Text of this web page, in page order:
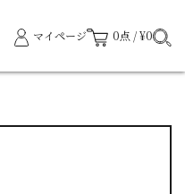
マイページ 0点 / ¥0